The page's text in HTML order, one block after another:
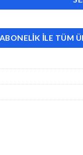
ABONELİK İLE TÜM